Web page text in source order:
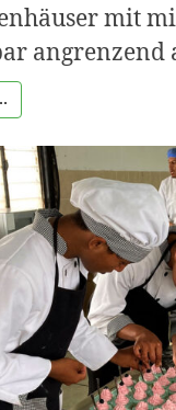
mit
angrenzend